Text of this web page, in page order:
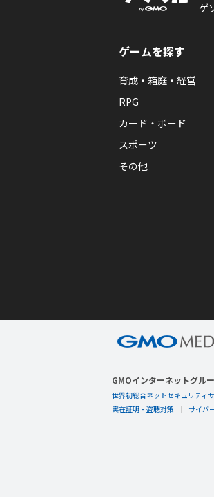
ゲ
ゲームを探す
育成・箱庭・経営
RPG
カード・ボード
スポーツ
その他
GMOインターネットグル
世界初総合ネットセキュリティ
実在証明・盗聴対策
サイバ